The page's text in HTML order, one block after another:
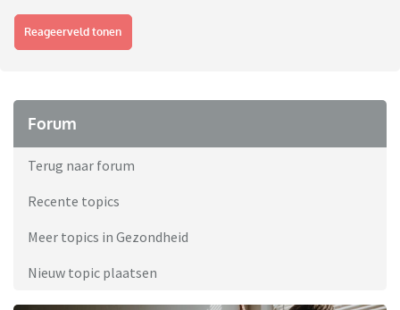
Reageerveld tonen
Forum
Terug naar forum
Recente topics
Meer topics in Gezondheid
Nieuw topic plaatsen